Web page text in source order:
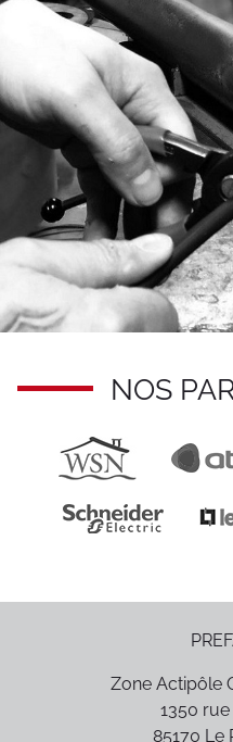
NOS
Zone Actipôle
1350
85170 Le